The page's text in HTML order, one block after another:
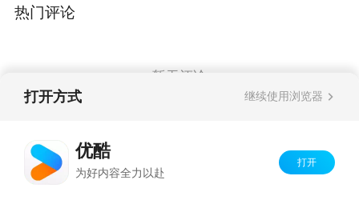
热门评论
暂无评论
打开方式 继续使用浏览器
优酷
为好内容全力以赴
打开